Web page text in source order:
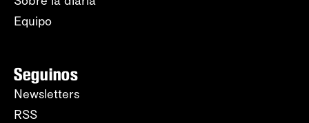
Equipo
Seguinos
Newsletters
RSS